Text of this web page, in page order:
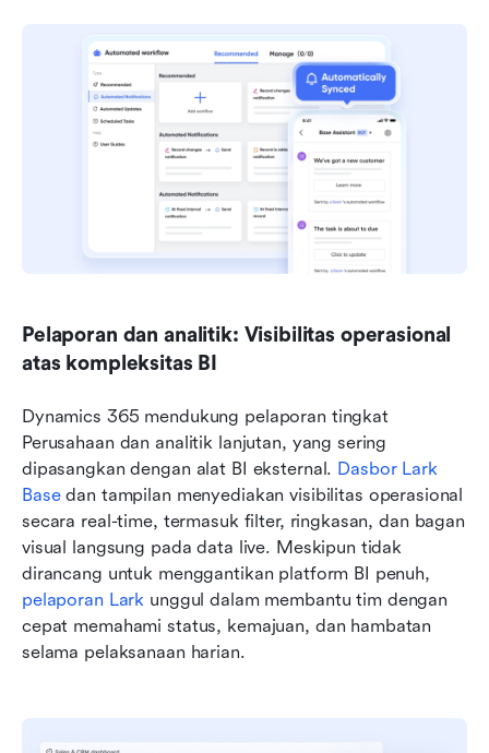
Pelaporan dan analitik: Visibilitas operasional
atas kompleksitas BI
Dynamics 365 mendukung pelaporan tingkat
Perusahaan dan analitik lanjutan, yang sering
dipasangkan dengan alat BI eksternal. Dasbor Lark
Base dan tampilan menyediakan visibilitas operasional
secara real-time, termasuk filter, ringkasan, dan bagan
visual langsung pada data live. Meskipun tidak
pelaporan Lark unggul dalam membantu tim dengan
cepat memahami status, kemajuan, dan hambatan
selama pelaksanaan harian.